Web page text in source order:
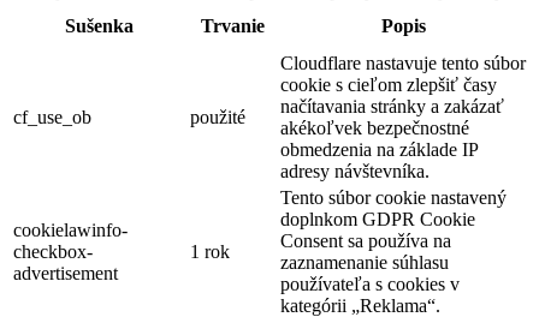
Sušenka
Trvanie Popis
cf_use_ob použité
Cloudflare nastavuje tento súbor
cookie s cieľom zlepšiť časy
načítavania stránky a zakázať
akékoľvek bezpečnostné
obmedzenia na základe IP
adresy návštevníka.
cookielawinfo-
checkbox-
advertisement
1 rok
Tento súbor cookie nastavený
doplnkom GDPR Cookie
Consent sa používa na
zaznamenanie súhlasu
používateľa s cookies v
kategórii „Reklama“.